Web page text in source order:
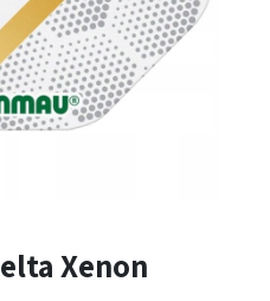
Xenon